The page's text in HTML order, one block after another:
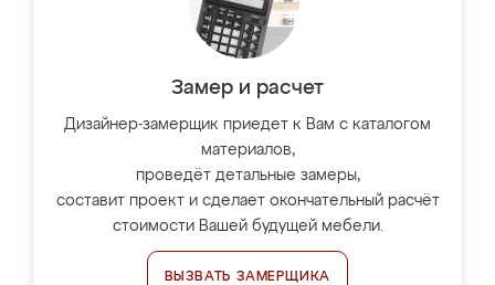
Замер и расчет
Дизайнер-замерщик приедет к Вам с каталогом
материалов,
проведёт детальные замеры,
составит проект и сделает окончательный расчёт
стоимости Вашей будущей мебели.
ВЫЗВАТЬ ЗАМЕРЩИКА